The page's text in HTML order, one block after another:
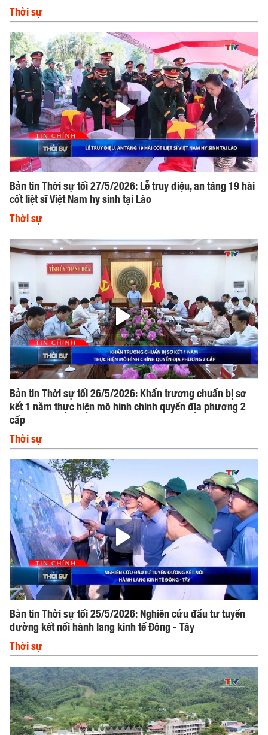
Thời sự
Bản tin Thời sự tối 27/5/2026: Lễ truy điệu, an táng 19 hài
cốt liệt sĩ Việt Nam hy sinh tại Lào
Thời sự
Bản tin Thời sự tối 26/5/2026: Khẩn trương chuẩn bị sơ
kết 1 năm thực hiện mô hình chính quyền địa phương 2
cấp
Thời sự
Bản tin Thời sự tối 25/5/2026: Nghiên cứu đầu tư tuyến
đường kết nối hành lang kinh tế Đông - Tây
Thời sự